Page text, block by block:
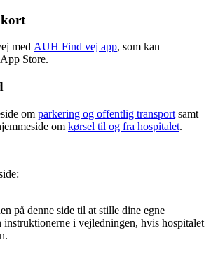
kort
med AUH Find vej app, som kan
Store.
om parkering og offentlig transport samt
om kørsel til og fra hospitalet.
på denne side til at stille dine egne
instruktionerne i vejledningen, hvis hospitalet